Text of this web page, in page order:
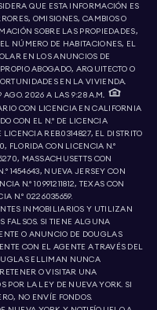
QUE ESTA INFORMACIÓN ES
OMISIONES, CAMBIOS O
SOBRE LAS PROPIEDADES,
NÚMERO DE HABITACIONES, EL
EN LOS ANUNCIOS DE
ABOGADO, ARQUITECTO O
EN LA VIVIENDA.
2026 A LAS 9:28 A.M..
CON LICENCIA EN CALIFORNIA
CON EL N.º DE LICENCIA
REB.0314827, EL DISTRITO
FLORIDA CON LICENCIA N.º
MASSACHUSETTS CON
1454643, NUEVA JERSEY CON
N.º 10991211812, TEXAS CON
N.º 0226035659.
INMOBILIARIOS Y UTILIZAN
FALSOS. SI TIENE ALGUNA
O ANUNCIO DE DOUGLAS
CON EL AGENTE A TRAVÉS DEL
ELLIMAN NUNCA
O VISITAR UNA
POR LA LEY DE NUEVA YORK. SI
NO ENVÍE FONDOS.